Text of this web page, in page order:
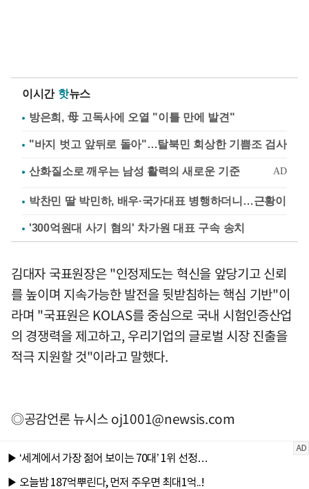
이시간 핫뉴스
방은희, 母 고독사에 오열 "이틀 만에 발견"
"바지 벗고 앞뒤로 돌아"…탈북민 회상한 기쁨조 검사
박찬민 딸 박민하, 배우·국가대표 병행하더니…근황이
'300억원대 사기 혐의' 차가원 대표 구속 송치
김대자 국표원장은 "인정제도는 혁신을 앞당기고 신뢰
를 높이며 지속가능한 발전을 뒷받침하는 핵심 기반"이
라며 "국표원은 KOLAS를 중심으로 국내 시험인증산업
의 경쟁력을 제고하고, 우리기업의 글로벌 시장 진출을
적극 지원할 것"이라고 말했다.
◎공감언론 뉴시스oj1001@newsis.com